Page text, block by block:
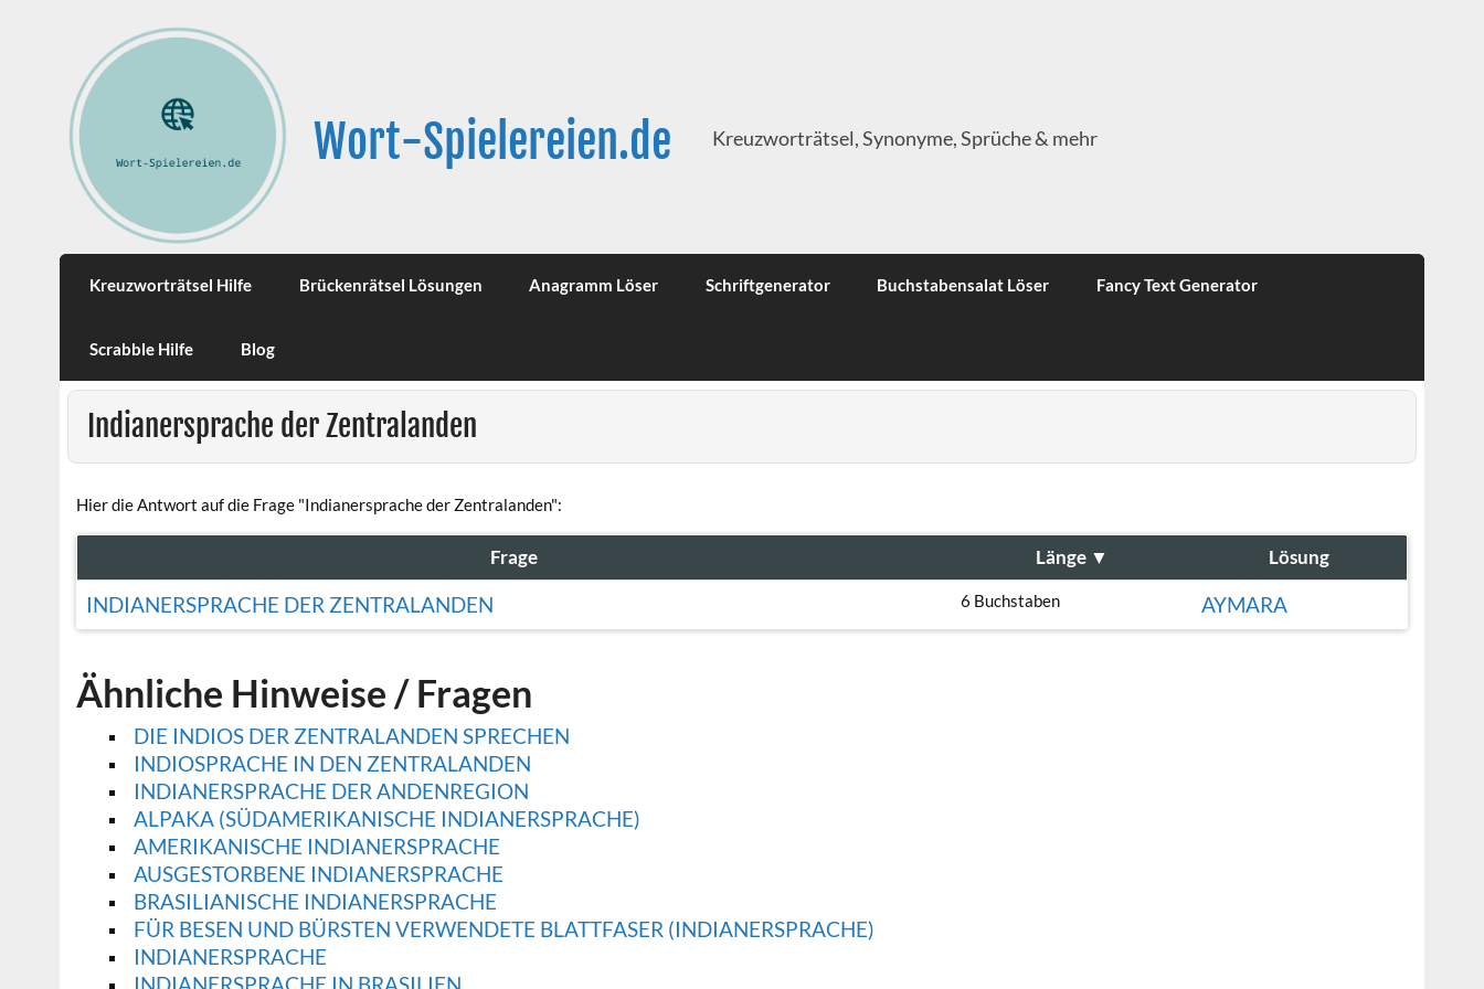
Wort-Spielereien.de Kreuzworträtsel, Synonyme, Sprüche & mehr
Kreuzworträtsel Hilfe Brückenrätsel Lösungen Anagramm Löser Schriftgenerator Buchstabensalat Löser Fancy Text Generator
Scrabble Hilfe Blog
Indianersprache der Zentralanden
Hier die Antwort auf die Frage "Indianersprache der Zentralanden":
Frage Länge ▼ Lösung
INDIANERSPRACHE DER ZENTRALANDEN 6 Buchstaben AYMARA
Ähnliche Hinweise / Fragen
DIE INDIOS DER ZENTRALANDEN SPRECHEN
INDIOSPRACHE IN DEN ZENTRALANDEN
INDIANERSPRACHE DER ANDENREGION
ALPAKA (SÜDAMERIKANISCHE INDIANERSPRACHE)
AMERIKANISCHE INDIANERSPRACHE
AUSGESTORBENE INDIANERSPRACHE
BRASILIANISCHE INDIANERSPRACHE
FÜR BESEN UND BÜRSTEN VERWENDETE BLATTFASER (INDIANERSPRACHE)
INDIANERSPRACHE